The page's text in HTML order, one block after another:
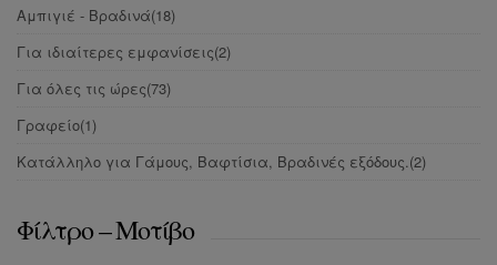
Αμπιγιέ - Βραδινά(18)
Για ιδιαίτερες εμφανίσεις(2)
Για όλες τις ώρες(73)
Γραφείο(1)
Κατάλληλο για Γάμους, Βαφτίσια, Βραδινές εξόδους.(2)
Φίλτρο – Μοτίβο